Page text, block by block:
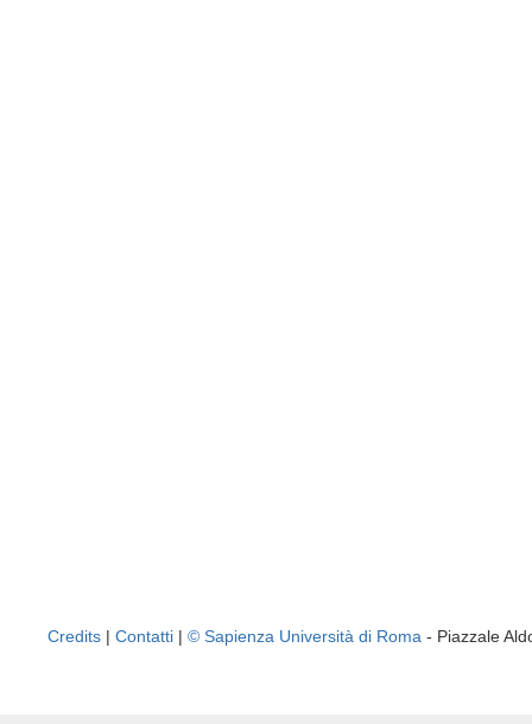
Credits | Contatti | © Sapienza Università di Roma - Piazzale